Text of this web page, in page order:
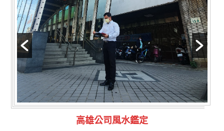
林氏福主量子生基造命